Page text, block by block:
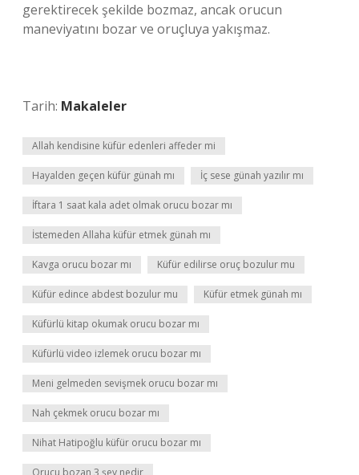
gerektirecek şekilde bozmaz, ancak orucun
maneviyatını bozar ve oruçluya yakışmaz.
Tarih: Makaleler
Allah kendisine küfür edenleri affeder mi
Hayalden geçen küfür günah mı İç sese günah yazılır mı
İftara 1 saat kala adet olmak orucu bozar mı
İstemeden Allaha küfür etmek günah mı
Kavga orucu bozar mı Küfür edilirse oruç bozulur mu
Küfür edince abdest bozulur mu Küfür etmek günah mı
Küfürlü kitap okumak orucu bozar mı
Küfürlü video izlemek orucu bozar mı
Meni gelmeden sevişmek orucu bozar mı
Nah çekmek orucu bozar mı
Nihat Hatipoğlu küfür orucu bozar mı
Orucu bozan 3 şey nedir